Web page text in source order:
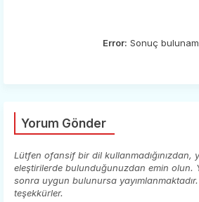
Error: Sonuç
Yorum Gönder
Lütfen ofansif bir dil kullanmadığınızdan,
eleştirilerde bulunduğunuzdan emin olun.
sonra uygun bulunursa yayımlanmaktadır.
teşekkürler.